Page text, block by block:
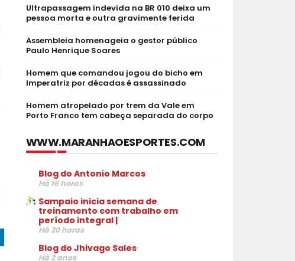
Ultrapassagem indevida na BR 010 deixa um
pessoa morta e outra gravimente ferida
Assembleia homenageia o gestor público
Paulo Henrique Soares
Homem que comandou jogou do bicho em
Imperatriz por décadas é assassinado
Homem atropelado por trem da Vale em
Porto Franco tem cabeça separada do corpo
WWW.MARANHAOESPORTES.COM
Blog do Antonio Marcos
Há 16 horas
Sampaio inicia semana de
treinamento com trabalho em
período integral |
Há 20 horas
Blog do Jhivago Sales
Há 2 anos